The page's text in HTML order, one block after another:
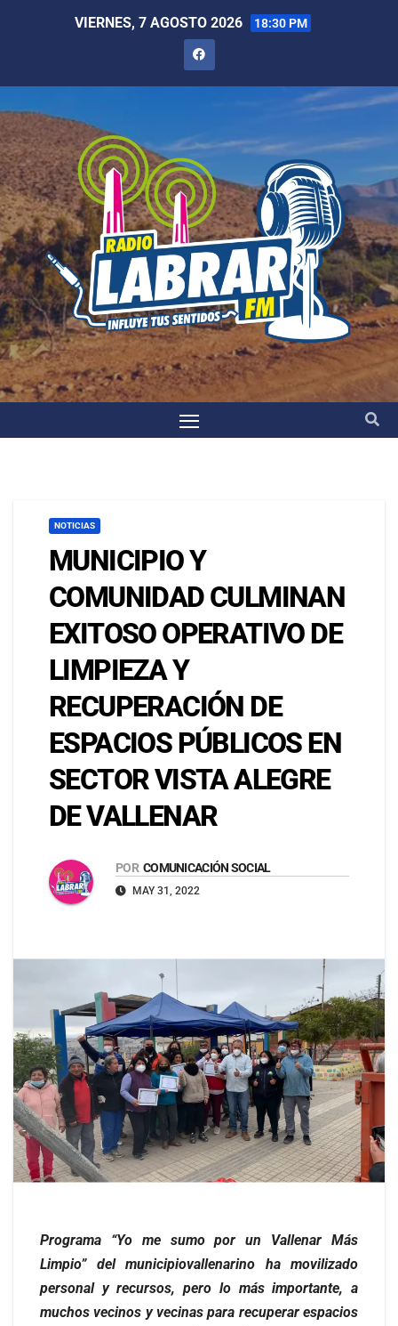
VIERNES, 7 AGOSTO 2026 18:30 PM
NOTICIAS
MUNICIPIO Y
COMUNIDAD CULMINAN
EXITOSO OPERATIVO DE
LIMPIEZA Y
RECUPERACIÓN DE
ESPACIOS PÚBLICOS EN
SECTOR VISTA ALEGRE
DE VALLENAR
POR COMUNICACIÓN SOCIAL
MAY 31, 2022
Programa “Yo me sumo por un Vallenar Más
Limpio” del municipiovallenarino ha movilizado
personal y recursos, pero lo más importante, a
muchos vecinos y vecinas para recuperar espacios